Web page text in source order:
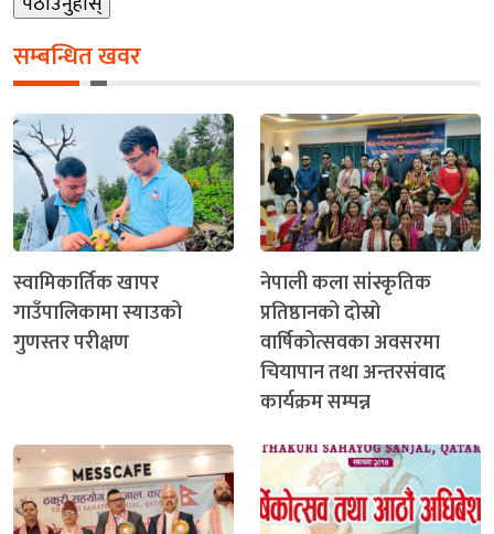
सम्बन्धित खवर
स्वामिकार्तिक खापर
गाउँपालिकामा स्याउको
गुणस्तर परीक्षण
नेपाली कला सांस्कृतिक
प्रतिष्ठानको दोस्रो
वार्षिकोत्सवका अवसरमा
चियापान तथा अन्तरसंवाद
कार्यक्रम सम्पन्न